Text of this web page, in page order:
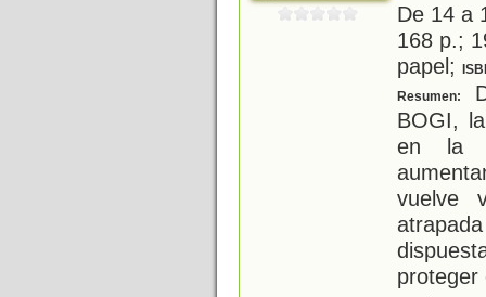
De 14 a
168 p.;
papel;
Resumen:
BOGI,
en la
vuelve
proteger